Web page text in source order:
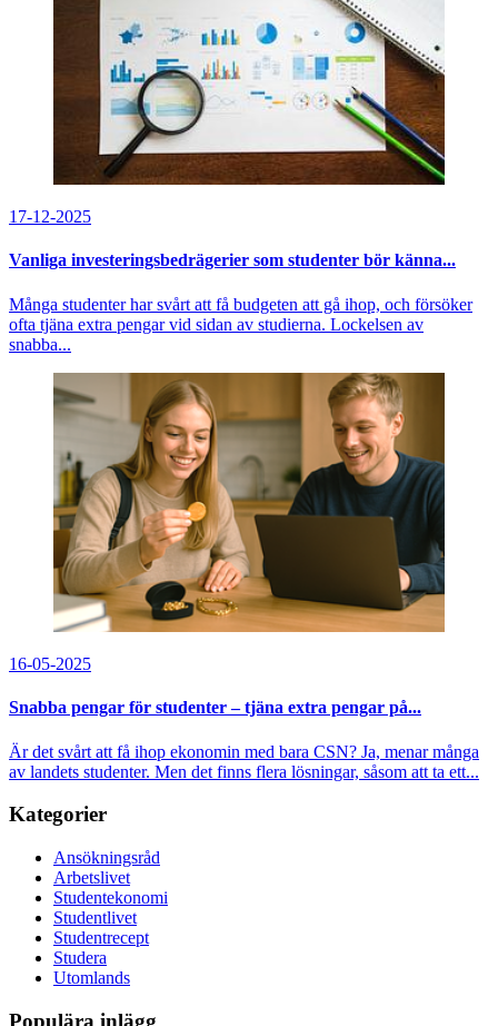
17-12-2025
Vanliga investeringsbedrägerier som studenter bör känna...
Många studenter har svårt att få budgeten att gå ihop, och försöker
ofta tjäna extra pengar vid sidan av studierna. Lockelsen av
snabba...
16-05-2025
Snabba pengar för studenter – tjäna extra pengar på...
Är det svårt att få ihop ekonomin med bara CSN? Ja, menar många
av landets studenter. Men det finns flera lösningar, såsom att ta ett...
Kategorier
Ansökningsråd
Arbetslivet
Studentekonomi
Studentlivet
Studentrecept
Studera
Utomlands
Populära inlägg